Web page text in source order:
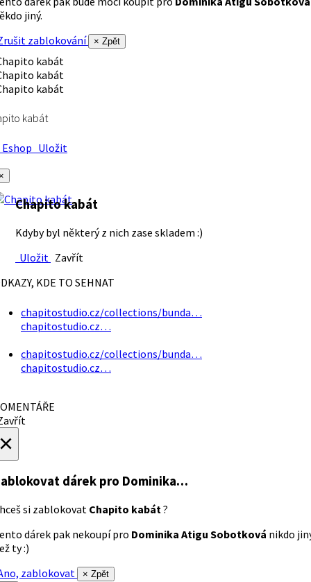
jiný.
zablokování
× Zpět
kabát
Uložit
Chapito kabát
Kdyby byl některý z nich zase skladem :)
Uložit Zavřít
KDE TO SEHNAT
chapitostudio.cz/collections/bunda…
chapitostudio.cz…
chapitostudio.cz/collections/bunda…
chapitostudio.cz…
dárek pro Dominika…
si zablokovat Chapito kabát ?
dárek pak nekoupí pro Dominika Atigu Sobotková nikdo
ty :)
zablokovat
× Zpět